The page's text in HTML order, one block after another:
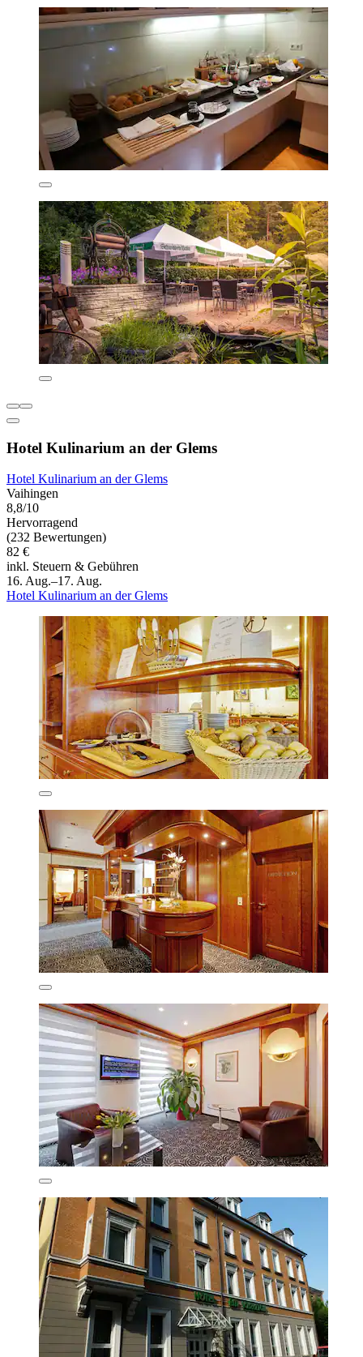
Hotel Kulinarium an der Glems
Hotel Kulinarium an der Glems
Vaihingen
8,8/10
Hervorragend
(232 Bewertungen)
82 €
inkl. Steuern & Gebühren
16. Aug.–17. Aug.
Hotel Kulinarium an der Glems